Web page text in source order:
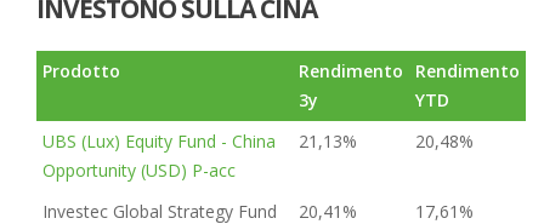
INVESTONO SULLA CINA
Prodotto
Rendimento
3y
Rendimento
YTD
UBS (Lux) Equity Fund - China
Opportunity (USD) P-acc
21,13% 20,48%
Investec Global Strategy Fund
20,41% 17,61%